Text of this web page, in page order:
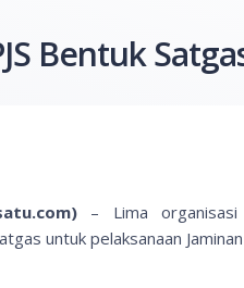
Bentuk
– Lima organisasi
untuk pelaksanaan